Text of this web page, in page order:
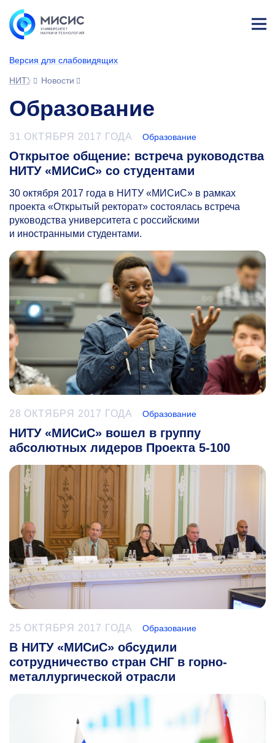
Версия для слабовидящих
НИТУ МИСИС
Новости
Образование
31 ОКТЯБРЯ 2017 ГОДА Образование
Открытое общение: встреча руководства
НИТУ «МИСиС» со студентами
30 октября 2017 года в НИТУ «МИСиС» в рамках
проекта «Открытый ректорат» состоялась встреча
руководства университета с российскими
и иностранными студентами.
28 ОКТЯБРЯ 2017 ГОДА Образование
НИТУ «МИСиС» вошел в группу
абсолютных лидеров Проекта 5-100
25 ОКТЯБРЯ 2017 ГОДА Образование
В НИТУ «МИСиС» обсудили
сотрудничество стран СНГ в горно-
металлургической отрасли